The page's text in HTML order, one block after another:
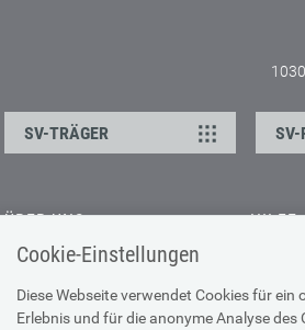
Cookie-Einstellungen
Diese Webseite verwendet Cookies für ein
Erlebnis und für die anonyme Analyse des
SV-TRÄGER SV-
ÜBER UNS
Kontakt
Offene Stellen
Presse
HILFE
Hilfe